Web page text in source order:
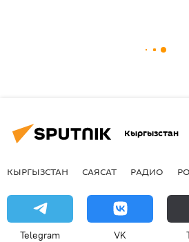
Кыргызстан
КЫРГЫЗСТАН САЯСАТ РАДИО
Telegram VK